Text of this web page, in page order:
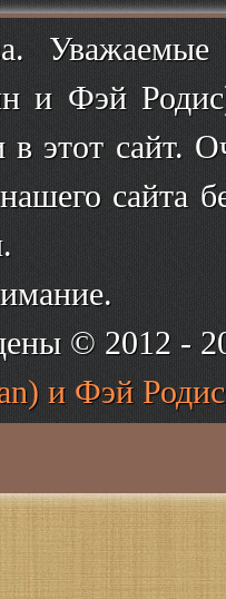
и Фэй
этот сайт.
сайта
© 2012 -
и Фэй